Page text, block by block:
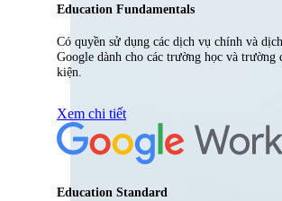
Education Fundamentals
Có quyền sử dụng các dịch vụ chính và
Google dành cho các trường học và trường
kiện.
Xem chi tiết
Education Standard